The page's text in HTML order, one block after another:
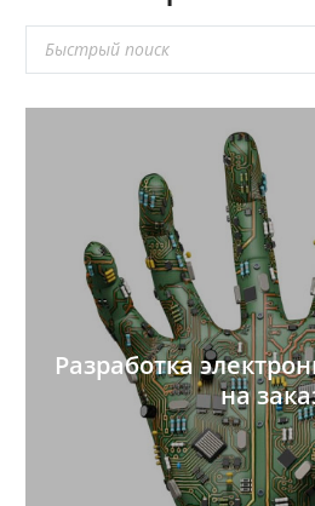
товаров
Разработка
на